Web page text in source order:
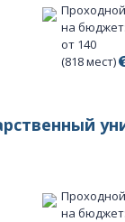
на бюджет:
от 140
(818 мест)
на бюджет: